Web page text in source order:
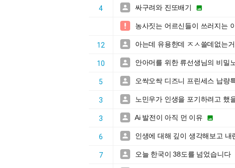
4  싸구려와 진또배기 
 농사짓는 어르신들이 쓰러지는
12  아는데 유용한데 ㅈㅅ쓸데없는거
10  안아머를 위한 류선생님의 비밀
5  오싹오싹 디즈니 프린세스 납량
3  노민우가 인생을 포기하려고 했
3  Ai 발전이 아직 먼 이유 
6  인생에 대해 깊이 생각해보고 내
7  오늘 한국이 38도를 넘었습니다